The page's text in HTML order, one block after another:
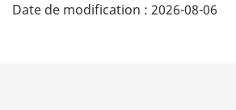
é
Date de modification : 2026-08-06